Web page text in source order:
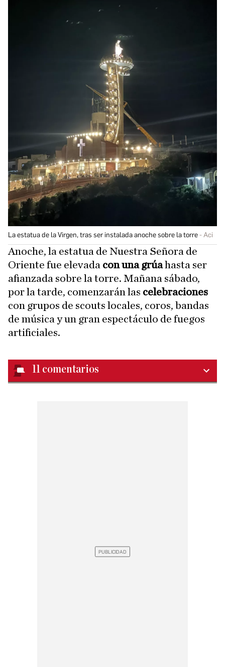
La estatua de la Virgen, tras ser instalada anoche sobre la torre Aci
Anoche, la estatua de Nuestra Señora de
Oriente fue elevada con una grúahasta ser
afianzada sobre la torre. Mañana sábado,
por la tarde, comenzarán las celebraciones
con grupos de scouts locales, coros, bandas
de música y un gran espectáculo de fuegos
artificiales.
11 comentarios